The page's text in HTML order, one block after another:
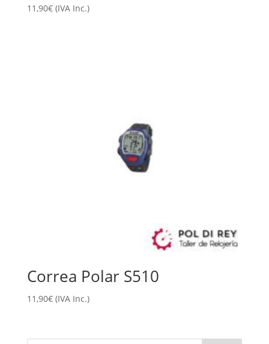
11,90€ (IVA Inc.)
Correa Polar S510
11,90€ (IVA Inc.)